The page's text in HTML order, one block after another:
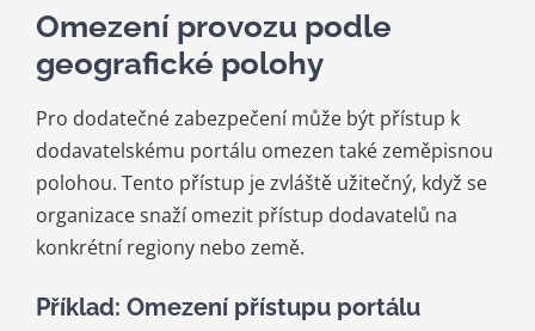
Omezení provozu podle
geografické polohy
Pro dodatečné zabezpečení může být přístup k
dodavatelskému portálu omezen také zeměpisnou
polohou. Tento přístup je zvláště užitečný, když se
organizace snaží omezit přístup dodavatelů na
konkrétní regiony nebo země.
Příklad: Omezení přístupu portálu